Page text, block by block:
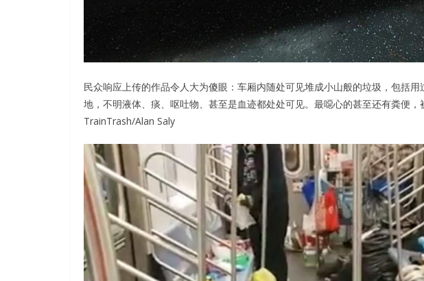
民众响应上传的作品令人大为傻眼：车厢内随处可见堆成小山般的垃圾，包括
地，不明液体、痰、呕吐物、甚至是血迹都处处可见。最噁心的甚至还有粪便，
TrainTrash/Alan Saly